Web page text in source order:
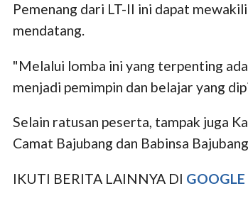
Pemenang dari LT-II ini dapat
mendatang.
"Melalui lomba ini yang terpenting
menjadi pemimpin dan belajar yang
Selain ratusan peserta, tampak juga
Camat Bajubang dan Babinsa
IKUTI BERITA LAINNYA DI GOOGLE